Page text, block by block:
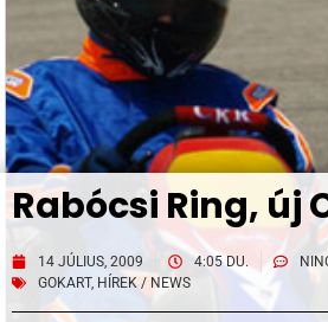
Rabócsi Ring, új
14 JÚLIUS, 2009 4:05 DU.
GOKART, HÍREK / NEWS